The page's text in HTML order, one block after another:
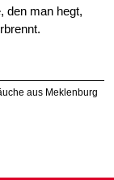
den man hegt,
aus Meklenburg